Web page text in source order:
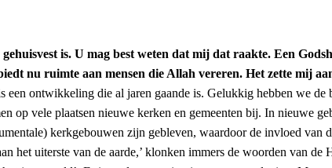
is. U mag best weten dat mij dat raakte. Een
nu ruimte aan mensen die Allah vereren. Het zette mij
ontwikkeling die al jaren gaande is. Gelukkig hebben we de
op vele plaatsen nieuwe kerken en gemeenten bij. In nieuwe
kerkgebouwen zijn gebleven, waardoor de invloed van
het uiterste van de aarde,’ klonken immers de woorden van de